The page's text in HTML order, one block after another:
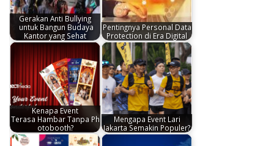
Gerakan Anti Bullying
untuk Bangun Budaya
Kantor yang Sehat
Pentingnya Personal Data
Protection di Era Digital
Kenapa Event
Terasa Hambar Tanpa Ph
otobooth?
Mengapa Event Lari
Jakarta Semakin Populer?